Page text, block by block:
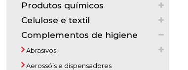
Produtos químicos
Celulose e textil
Complementos de higiene
Abrasivos
Aerossóis e dispensadores